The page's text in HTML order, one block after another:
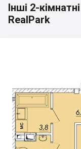
Інші 2-
RealPark